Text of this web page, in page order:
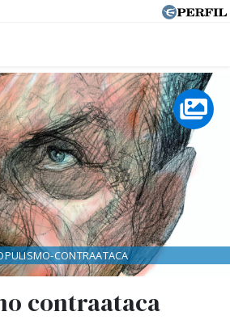
contraataca
CONTRAATACA